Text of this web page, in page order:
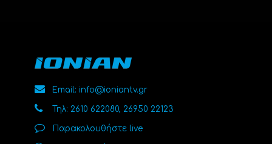
Email: info@ioniantv.gr
Τηλ: 2610 622080, 26950 22123
Παρακολουθήστε live